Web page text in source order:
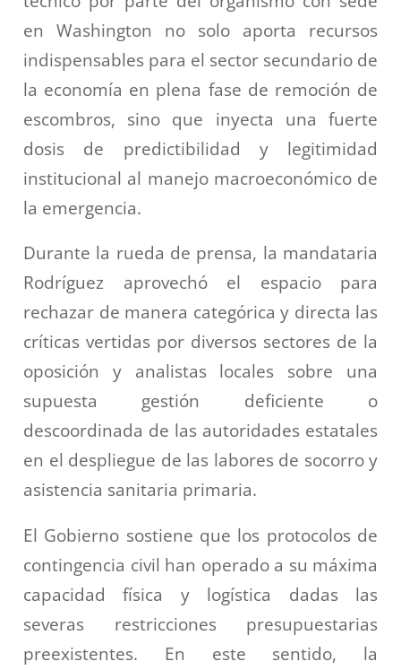
en Washington no solo aporta recursos
indispensables para el sector secundario de
la economía en plena fase de remoción de
escombros, sino que inyecta una fuerte
dosis de predictibilidad y legitimidad
institucional al manejo macroeconómico de
la emergencia.
Durante la rueda de prensa, la mandataria
Rodríguez aprovechó el espacio para
rechazar de manera categórica y directa las
críticas vertidas por diversos sectores de la
oposición y analistas locales sobre una
supuesta gestión deficiente o
descoordinada de las autoridades estatales
en el despliegue de las labores de socorro y
asistencia sanitaria primaria.
El Gobierno sostiene que los protocolos de
contingencia civil han operado a su máxima
capacidad física y logística dadas las
severas restricciones presupuestarias
preexistentes. En este sentido, la